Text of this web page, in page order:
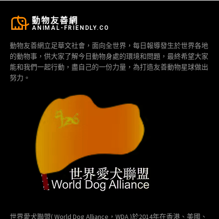
動物友善網
ANIMAL-FRIENDLY.CO
動物友善網立足華文社會，面向全世界，每日報導發生於世界各地
的動物事，供大家了解今日動物身處的環境和問題，最終希望大家
能和我們一起行動，盡自己的一份力量，為打造友善動物星球做出
努力。
世界愛犬聯盟( World Dog Alliance，WDA )於2014年在香港、美國、